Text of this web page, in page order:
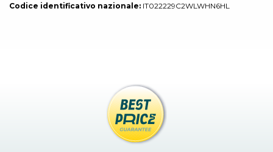
Codice identificativo nazionale: IT022229C2WLWHN6HL